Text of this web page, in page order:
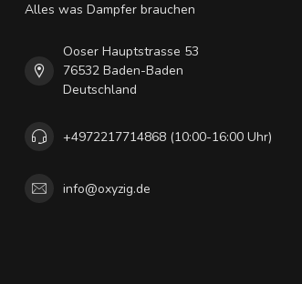
Alles was Dampfer brauchen
Ooser Hauptstrasse 53
76532 Baden-Baden
Deutschland
+4972217714868 (10:00-16:00 Uhr)
info@oxyzig.de